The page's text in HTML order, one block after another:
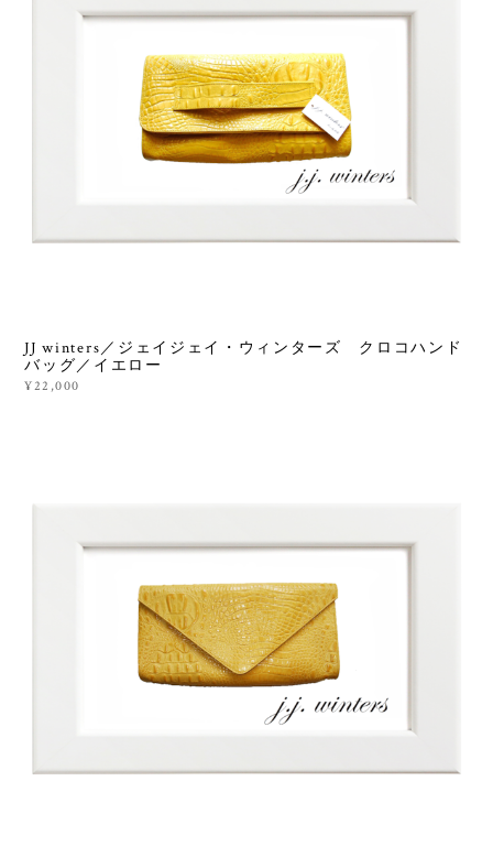
JJ winters／ジェイジェイ・ウィンターズ クロコハンド
バッグ／イエロー
¥22,000